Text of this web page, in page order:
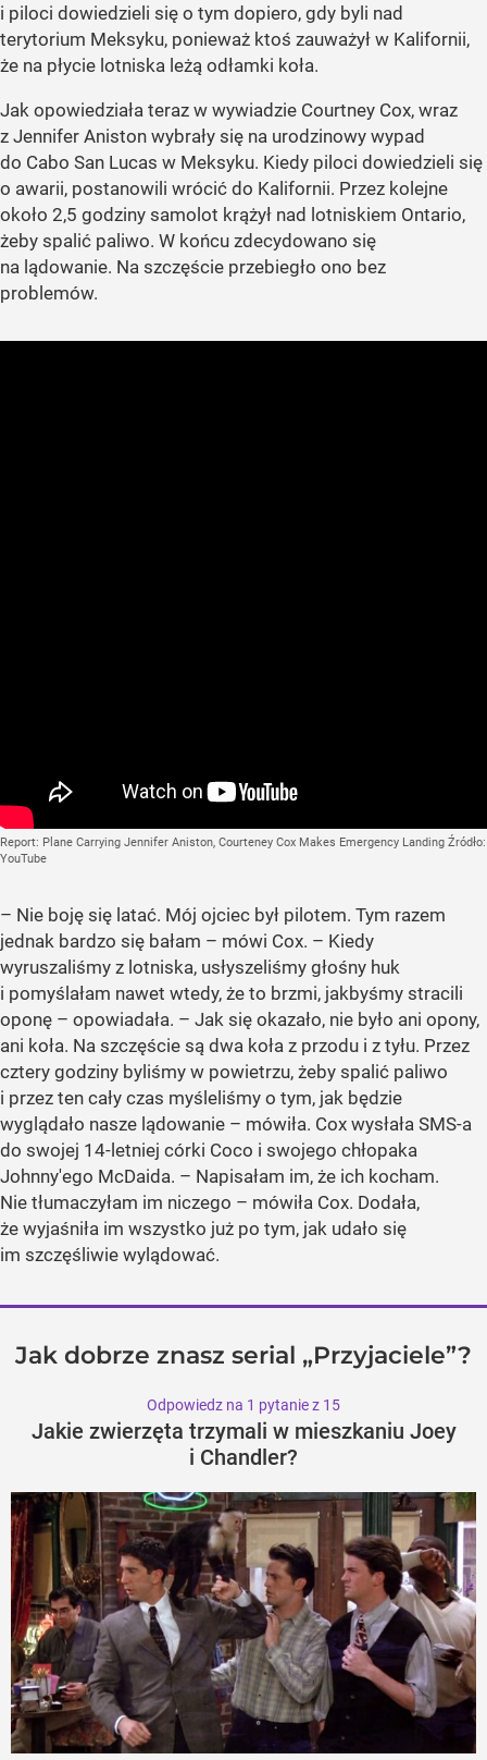
i piloci dowiedzieli się o tym dopiero, gdy byli nad
terytorium Meksyku, ponieważ ktoś zauważył w Kalifornii,
że na płycie lotniska leżą odłamki koła.
Jak opowiedziała teraz w wywiadzie Courtney Cox, wraz
z Jennifer Aniston wybrały się na urodzinowy wypad
do Cabo San Lucas w Meksyku. Kiedy piloci dowiedzieli się
o awarii, postanowili wrócić do Kalifornii. Przez kolejne
około 2,5 godziny samolot krążył nad lotniskiem Ontario,
żeby spalić paliwo. W końcu zdecydowano się
na lądowanie. Na szczęście przebiegło ono bez
problemów.
Report: Plane Carrying Jennifer Aniston, Courteney Cox Makes Emergency Landing Źródło:
YouTube
– Nie boję się latać. Mój ojciec był pilotem. Tym razem
jednak bardzo się bałam – mówi Cox. – Kiedy
wyruszaliśmy z lotniska, usłyszeliśmy głośny huk
i pomyślałam nawet wtedy, że to brzmi, jakbyśmy stracili
oponę – opowiadała. – Jak się okazało, nie było ani opony,
ani koła. Na szczęście są dwa koła z przodu i z tyłu. Przez
cztery godziny byliśmy w powietrzu, żeby spalić paliwo
i przez ten cały czas myśleliśmy o tym, jak będzie
wyglądało nasze lądowanie – mówiła. Cox wysłała SMS-a
do swojej 14-letniej córki Coco i swojego chłopaka
Johnny'ego McDaida. – Napisałam im, że ich kocham.
Nie tłumaczyłam im niczego – mówiła Cox. Dodała,
że wyjaśniła im wszystko już po tym, jak udało się
im szczęśliwie wylądować.
Jak dobrze znasz serial „Przyjaciele”?
Odpowiedz na 1 pytanie z 15
Jakie zwierzęta trzymali w mieszkaniu Joey
i Chandler?